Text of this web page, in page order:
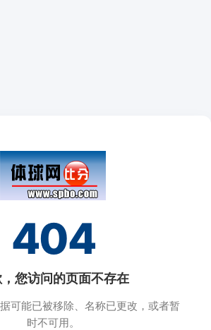
404
您访问的页面不存在
可能已被移除、名称已更改，或者暂
时不可用。